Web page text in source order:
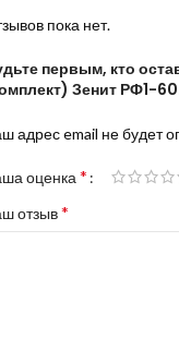
пока нет.
первым, кто
Зенит РФ1-
адрес email не будет
оценка*
отзыв*